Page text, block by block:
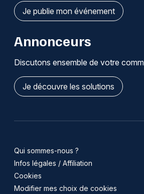
Je publie mon événement
Annonceurs
Discutons ensemble de votre
Je découvre les solutions
Qui sommes-nous ?
Infos légales / Affiliation
Cookies
Modifier mes choix de cookies